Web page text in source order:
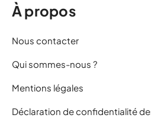
À propos
Nous contacter
Qui sommes-nous ?
Mentions légales
Déclaration de confidentialité